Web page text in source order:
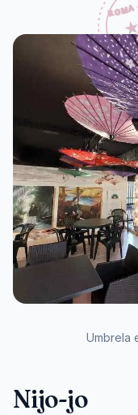
Umbrela
Nijo-jo